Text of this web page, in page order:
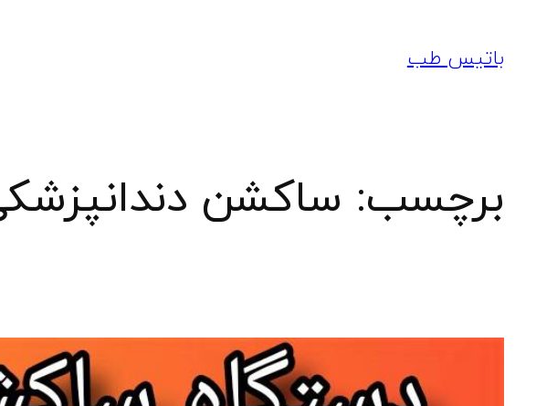
باتیس طب
برچسب: ساکشن